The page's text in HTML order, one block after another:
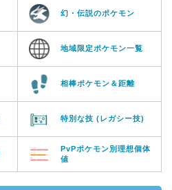
幻・伝説のポケモン
地域限定ポケモン一覧
相棒ポケモン＆距離
特別な技 (レガシー技)
PvPポケモン別理想個体
値